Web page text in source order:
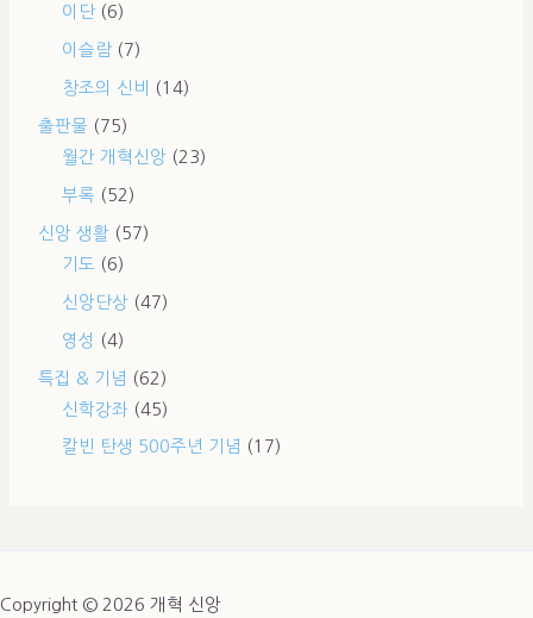
이단 (6)
이슬람 (7)
창조의 신비 (14)
출판물 (75)
월간 개혁신앙 (23)
부록 (52)
신앙 생활 (57)
기도 (6)
신앙단상 (47)
영성 (4)
특집 & 기념 (62)
신학강좌 (45)
칼빈 탄생 500주년 기념 (17)
Copyright © 2026 개혁 신앙